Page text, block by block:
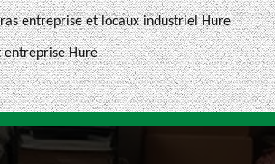
entreprise et locaux industriel Hure
entreprise Hure